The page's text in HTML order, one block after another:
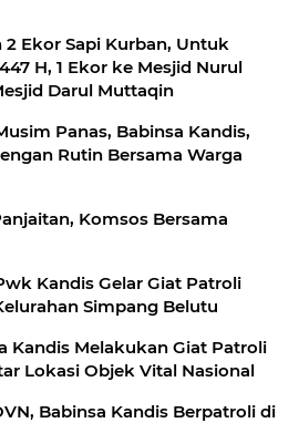
2 Ekor Sapi Kurban, Untuk
H, 1 Ekor ke Mesjid Nurul
Darul Muttaqin
Panas, Babinsa Kandis,
Rutin Bersama Warga
Komsos Bersama
Kandis Gelar Giat Patroli
Simpang Belutu
Kandis Melakukan Giat Patroli
Lokasi Objek Vital Nasional
Babinsa Kandis Berpatroli di